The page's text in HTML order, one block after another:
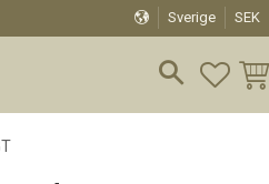
Sverige SEK